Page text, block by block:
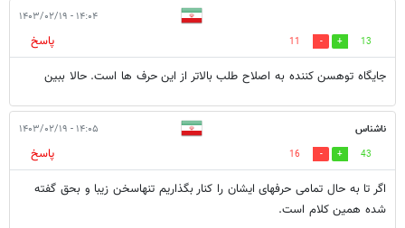
۱۴:۰۴ - ۱۴۰۳/۰۲/۱۹
13
11
پاسخ
جایگاه توهسن کننده به اصلاح طلب بالاتر از این حرف ها است. حالا ببین
ناشناس ۱۴:۰۵ - ۱۴۰۳/۰۲/۱۹
43
16
پاسخ
اگر تا به حال تمامی حرفهای ایشان را کنار بگذاریم تنهاسخن زیبا و بحق گفته
شده همین کلام است.